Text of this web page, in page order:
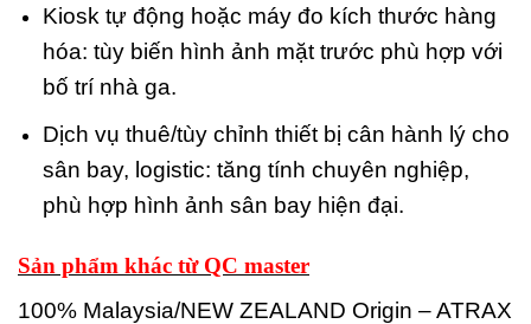
Kiosk tự động hoặc máy đo kích thước hàng
hóa: tùy biến hình ảnh mặt trước phù hợp với
bố trí nhà ga.
Dịch vụ thuê/tùy chỉnh thiết bị cân hành lý cho
sân bay, logistic: tăng tính chuyên nghiệp,
phù hợp hình ảnh sân bay hiện đại.
Sản phẩm khác từ QC master
100% Malaysia/NEW ZEALAND Origin – ATRAX